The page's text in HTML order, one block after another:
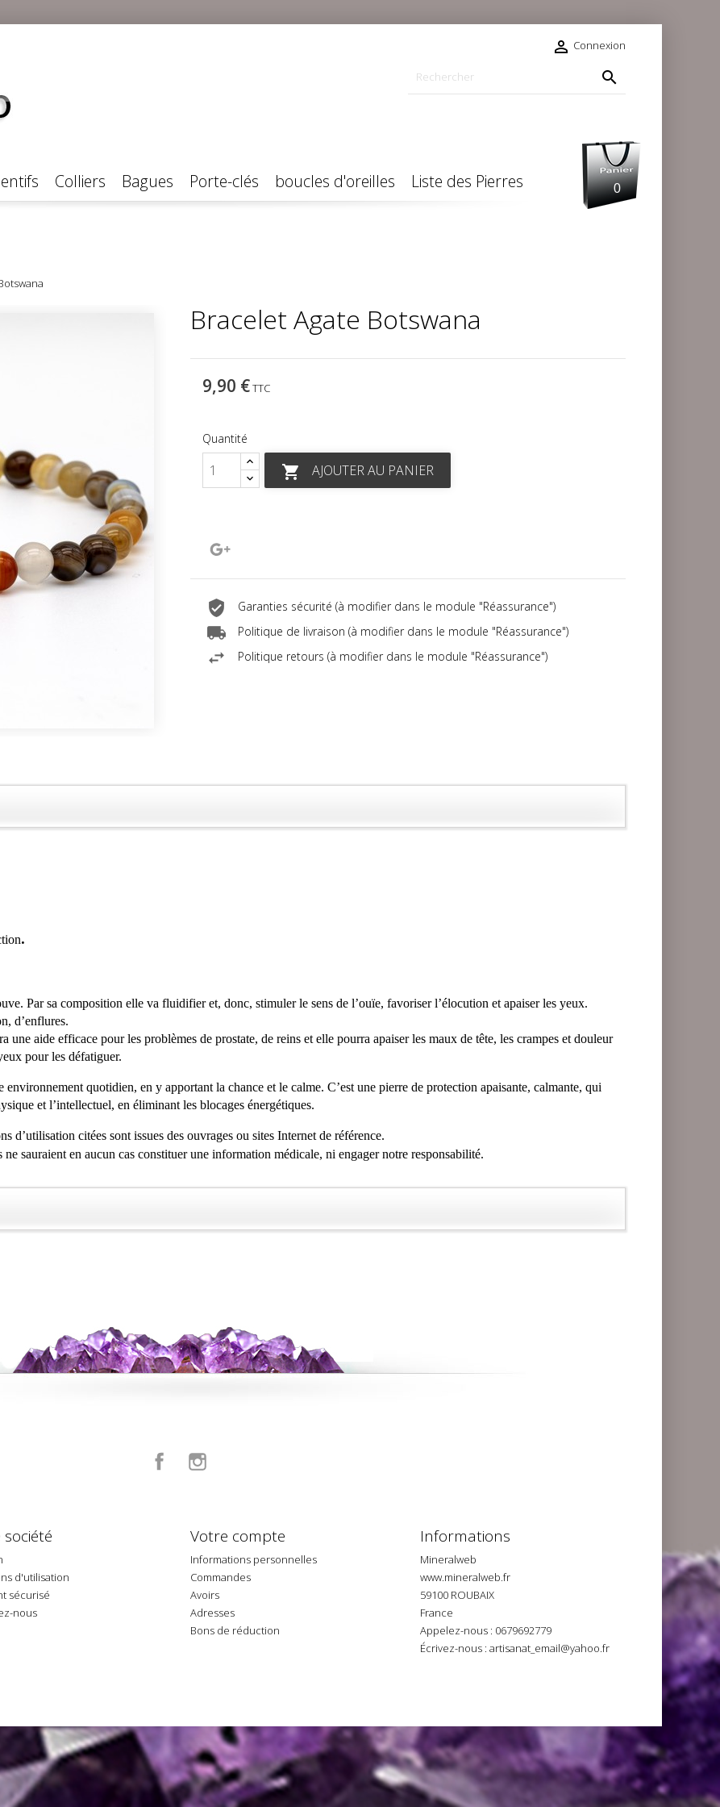
 Connexion

Colliers Bagues Porte-clés boucles d'oreilles Liste des Pierres 0
Bracelet Agate Botswana
9,90 €TTC
Quantité
 AJOUTER AU PANIER
Garanties sécurité (à modifier dans le module "Réassurance")
Politique de livraison (à modifier dans le module "Réassurance")
Politique retours (à modifier dans le module "Réassurance")
.
Par sa composition elle va fluidifier et, donc, stimuler le sens de l’ouïe, favoriser l’élocution et apaiser les yeux.
d’enflures.
une aide efficace pour les problèmes de prostate, de reins et elle pourra apaiser les maux de tête, les crampes et douleur
pour les défatiguer.
environnement quotidien, en y apportant la chance et le calme. C’est une pierre de protection apaisante, calmante, qui
et l’intellectuel, en éliminant les blocages énergétiques.
d’utilisation citées sont issues des ouvrages ou sites Internet de référence.
sauraient en aucun cas constituer une information médicale, ni engager notre responsabilité.
Facebook
d'utilisation
sécurisé
nous
Votre compte
Informations personnelles
Commandes
Avoirs
Adresses
Bons de réduction
Informations
Mineralweb
www.mineralweb.fr
59100 ROUBAIX
France
Appelez-nous : 0679692779
Écrivez-nous : artisanat_email@yahoo.fr